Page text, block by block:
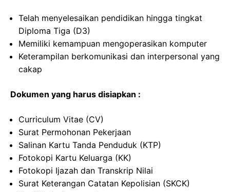
Telah menyelesaikan pendidikan hingga tingkat
Diploma Tiga (D3)
Memiliki kemampuan mengoperasikan komputer
Keterampilan berkomunikasi dan interpersonal yang
cakap
Dokumen yang harus disiapkan :
Curriculum Vitae (CV)
Surat Permohonan Pekerjaan
Salinan Kartu Tanda Penduduk (KTP)
Fotokopi Kartu Keluarga (KK)
Fotokopi Ijazah dan Transkrip Nilai
Surat Keterangan Catatan Kepolisian (SKCK)